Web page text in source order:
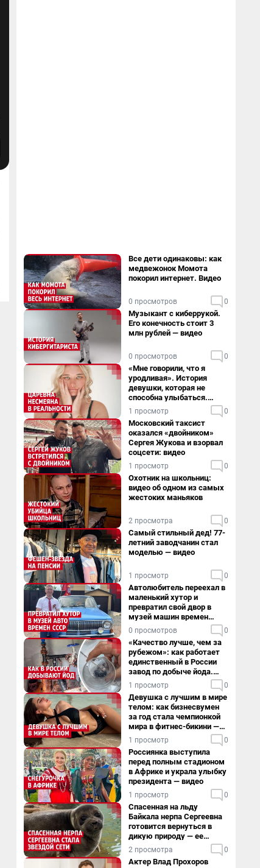
Все дети одинаковы: как
медвежонок Момота
покорил интернет. Видео
0 просмотров 0
Музыкант с киберрукой.
Его конечность стоит 3
млн рублей — видео
0 просмотров 0
«Мне говорили, что я
уродливая». История
девушки, которая не
способна улыбаться.
Видео
1 просмотр 0
Московский таксист
оказался «двойником»
Сергея Жукова и взорвал
соцсети: видео
1 просмотр 0
Охотник на школьниц:
видео об одном из самых
жестоких маньяков
2 просмотра 0
Самый стильный дед! 77-
летний заводчанин стал
моделью — видео
1 просмотр 0
Автолюбитель переехал в
маленький хутор и
превратил свой двор в
музей машин времен
СССР. Видео
0 просмотров 0
«Качество лучше, чем за
рубежом»: как работает
единственный в России
завод по добыче йода.
Видео
1 просмотр 0
Девушка с лучшим в мире
телом: как бизнесвумен
за год стала чемпионкой
мира в фитнес-бикини —
видео
1 просмотр 0
Россиянка выступила
перед полным стадионом
в Африке и украла улыбку
президента — видео
1 просмотр 0
Спасенная на льду
Байкала нерпа Сергеевна
готовится вернуться в
дикую природу — ее
видеоистория
2 просмотра 0
Актер Влад Прохоров